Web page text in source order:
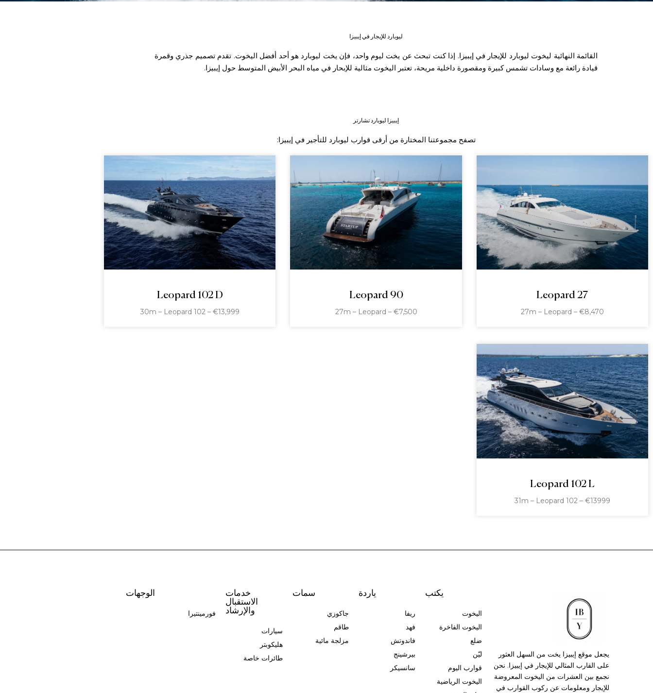
ليوبارد للإيجار في إيبيزا
القائمة النهائية ليخوت ليوبارد للإيجار في إيبيزا. إذا كنت تبحث عن يخت ليوم واحد، فإن يخت ليوبارد هو أحد أفضل اليخوت. تقدم تصميم جذري وقمرة
قيادة رائعة مع وسادات تشمس كبيرة ومقصورة داخلية مريحة، تعتبر اليخوت مثالية للإبحار في مياه البحر الأبيض المتوسط حول إيبيزا.
إيبيزا ليوبارد تشارتر
تصفح مجموعتنا المختارة من أرقى قوارب ليوبارد للتأجير في إيبيزا:
Leopard 27
27m – Leopard – €8,470
Leopard 90
27m – Leopard – €7,500
Leopard 102 D
30m – Leopard 102 – €13,999
Leopard 102 L
31m – Leopard 102 – €13999
يجعل موقع إيبيزا يخت من السهل العثور
على القارب المثالي للإيجار في إيبيزا. نحن
نجمع بين العشرات من اليخوت المعروضة
للإيجار ومعلومات عن ركوب القوارب في
يكتب
اليخوت
اليخوت الفاخرة
ضلع
ليّن
قوارب اليوم
اليخوت الرياضية
ياردة
ريفا
فهد
فاندوتش
بيرشينج
سانسيكر
سمات
جاكوزي
طاقم
مزلجة مائية
خدمات
الاستقبال
والإرشاد
سيارات
هليكوبتر
طائرات خاصة
الوجهات
فورمينتيرا